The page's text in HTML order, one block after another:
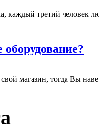
каждый третий человек
магазин, тогда Вы